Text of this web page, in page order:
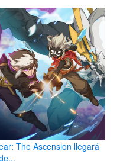
The Ascension llegará